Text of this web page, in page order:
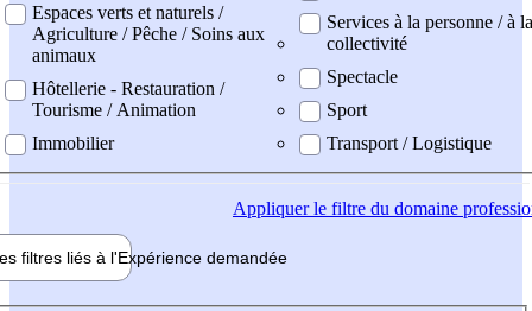
Espaces verts et naturels /
Agriculture / Pêche / Soins aux
animaux
Hôtellerie - Restauration /
Tourisme / Animation
Immobilier
Services à la personne / à la
collectivité
Spectacle
Sport
Transport / Logistique
Appliquerle filtre du domaine
filtres liés à l'Expérience demandée